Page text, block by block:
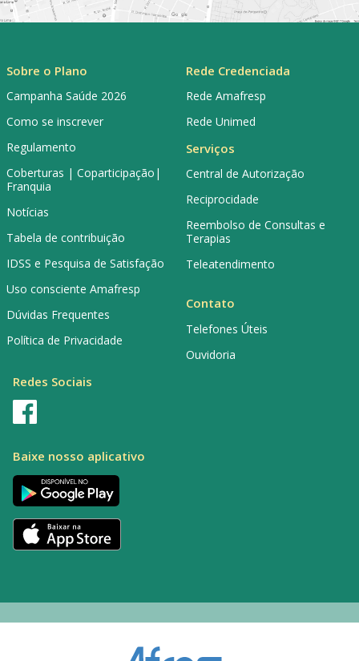
Sobre o Plano
Campanha Saúde 2026
Como se inscrever
Regulamento
Coberturas | Coparticipação|
Franquia
Notícias
Tabela de contribuição
IDSS e Pesquisa de Satisfação
Uso consciente Amafresp
Dúvidas Frequentes
Política de Privacidade
Rede Credenciada
Rede Amafresp
Rede Unimed
Serviços
Central de Autorização
Reciprocidade
Reembolso de Consultas e
Terapias
Teleatendimento
Contato
Telefones Úteis
Ouvidoria
Redes Sociais
Baixe nosso aplicativo